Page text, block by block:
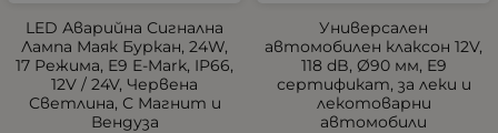
LED Аварийна Сигнална
Лампа Маяк Буркан, 24W,
17 Режима, E9 E-Mark, IP66,
12V / 24V, Червена
Светлина, С Магнит и
Вендуза
Универсален
автомобилен клаксон 12V,
118 dB, Ø90 мм, E9
сертификат, за леки и
лекотоварни
автомобили